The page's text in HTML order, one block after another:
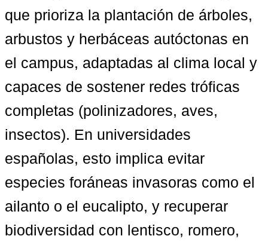
que prioriza la plantación de árboles,
arbustos y herbáceas autóctonas en
el campus, adaptadas al clima local y
capaces de sostener redes tróficas
completas (polinizadores, aves,
insectos). En universidades
españolas, esto implica evitar
especies foráneas invasoras como el
ailanto o el eucalipto, y recuperar
biodiversidad con lentisco, romero,